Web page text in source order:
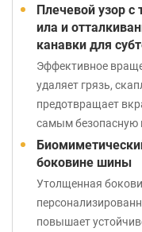
Плечевой узор с
ила и
канавки для
Эффективное
удаляет грязь,
предотвращает
самым безопасную
боковине шины
Утолщенная
повышает